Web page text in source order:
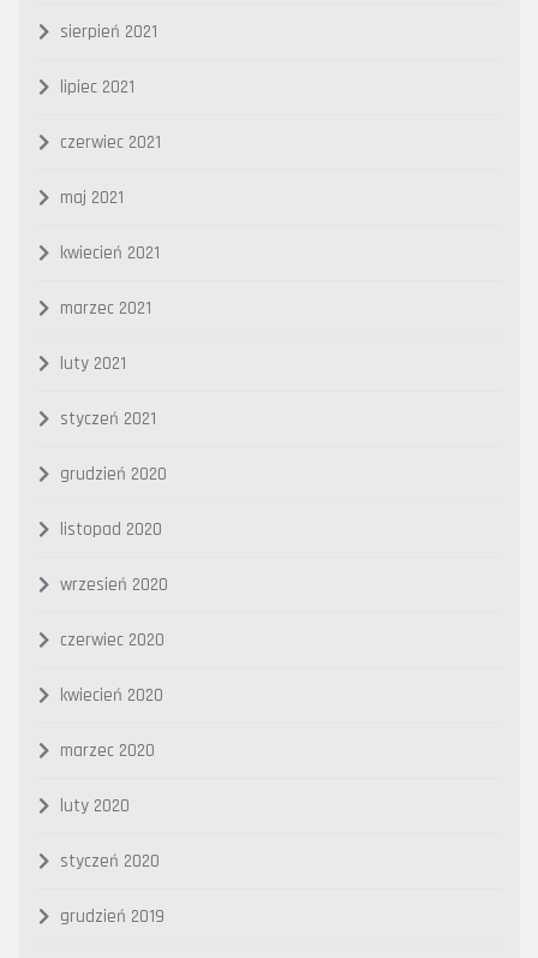
sierpień 2021
lipiec 2021
czerwiec 2021
maj 2021
kwiecień 2021
marzec 2021
luty 2021
styczeń 2021
grudzień 2020
listopad 2020
wrzesień 2020
czerwiec 2020
kwiecień 2020
marzec 2020
luty 2020
styczeń 2020
grudzień 2019